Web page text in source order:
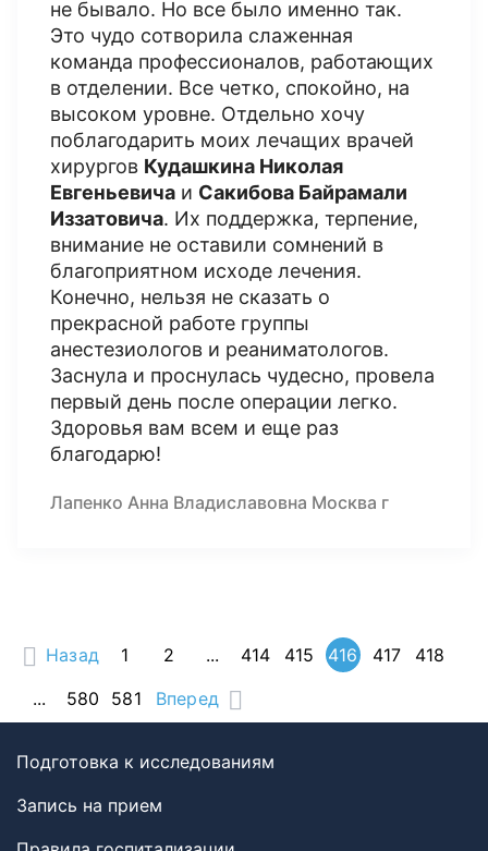
не бывало. Но все было именно так.
Это чудо сотворила слаженная
команда профессионалов, работающих
в отделении. Все четко, спокойно, на
высоком уровне. Отдельно хочу
поблагодарить моих лечащих врачей
хирургов Кудашкина Николая
Евгеньевича и Сакибова Байрамали
Иззатовича. Их поддержка, терпение,
внимание не оставили сомнений в
благоприятном исходе лечения.
Конечно, нельзя не сказать о
прекрасной работе группы
анестезиологов и реаниматологов.
Заснула и проснулась чудесно, провела
первый день после операции легко.
Здоровья вам всем и еще раз
благодарю!
Лапенко Анна Владиславовна Москва г
Назад 1 2 ... 414 415 416 417
418
...
580 581 Вперед
Подготовка к исследованиям
Запись на прием